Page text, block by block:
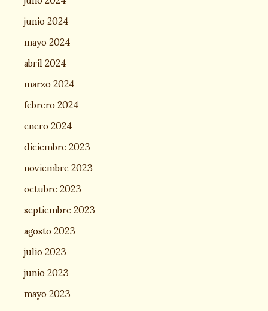
junio 2024
mayo 2024
abril 2024
marzo 2024
febrero 2024
enero 2024
diciembre 2023
noviembre 2023
octubre 2023
septiembre 2023
agosto 2023
julio 2023
junio 2023
mayo 2023